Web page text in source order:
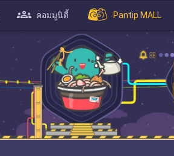
คอมมูนิตี้ Pantip MALL